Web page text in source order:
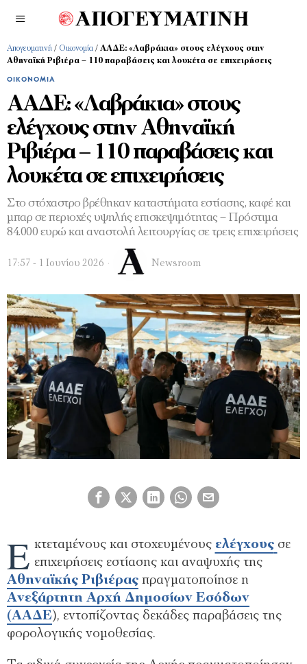
Απογευματινή / Οικονομία / ΑΑΔΕ: «Λαβράκια» στους ελέγχους στην
Αθηναϊκή Ριβιέρα – 110 παραβάσεις και λουκέτα σε επιχειρήσεις
ΟΙΚΟΝΟΜΊΑ
ΑΑΔΕ: «Λαβράκια» στους
ελέγχους στην Αθηναϊκή
Ριβιέρα – 110 παραβάσεις και
λουκέτα σε επιχειρήσεις
Στο στόχαστρο βρέθηκαν καταστήματα εστίασης, καφέ και
μπαρ σε περιοχές υψηλής επισκεψιμότητας – Πρόστιμα
84.000 ευρώ και αναστολή λειτουργίας σε τρεις επιχειρήσεις
17:57 - 1 Ιουνίου 2026 Newsroom
Ε κτεταμένους και στοχευμένους ελέγχους σε
επιχειρήσεις εστίασης και αναψυχής της
Αθηναϊκής Ριβιέρας πραγματοποίησε η
Ανεξάρτητη Αρχή Δημοσίων Εσόδων
(ΑΑΔΕ), εντοπίζοντας δεκάδες παραβάσεις της
φορολογικής νομοθεσίας.